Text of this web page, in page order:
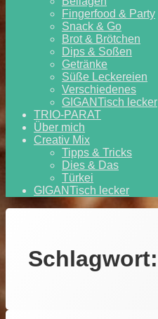
Fingerfood & Party
Snack & Go
Brot & Brötchen
Dips & Soßen
Getränke
Süße Leckereien
Verschiedenes
GIGANTisch lecker
TRIO-PARAT
Über mich
Creativ Mix
Tipps & Tricks
Dies & Das
Türkei
GIGANTisch lecker
Schlagwort: